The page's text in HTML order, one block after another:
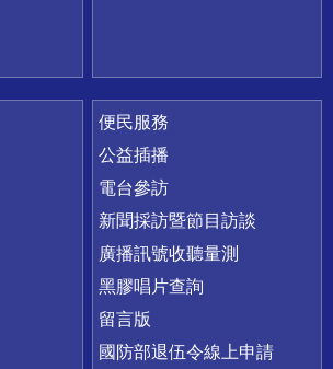
便民服務
公益插播
電台參訪
新聞採訪暨節目訪談
廣播訊號收聽量測
黑膠唱片查詢
留言版
國防部退伍令線上申請